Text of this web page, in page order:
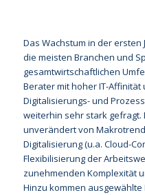
Das Wachstum in der
die meisten Branchen und
gesamtwirtschaftlichen
Berater mit hoher IT-
Digitalisierungs- und
weiterhin sehr stark
unverändert von
Digitalisierung (u.a. Cloud-
Flexibilisierung der
zunehmenden Komplexität
Hinzu kommen